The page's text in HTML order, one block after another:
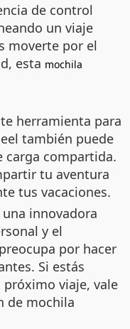
de control
un viaje
moverte por el
esta mochila
herramienta para
también puede
carga compartida.
tu aventura
tus vacaciones.
innovadora
y el
por hacer
Si estás
viaje, vale
de mochila